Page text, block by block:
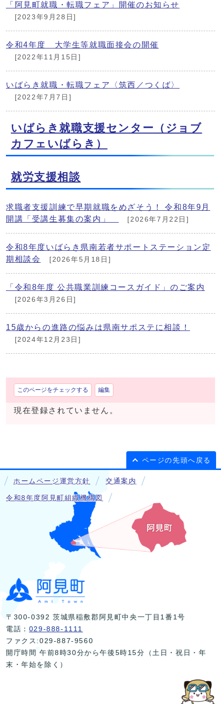
「阿見町就職・転職フェア」開催のお知らせ
[2023年9月28日]
令和4年度 大学生等就職面接会の開催
[2022年11月15日]
いばらき就職・転職フェア〈筑西／つくば〉
[2022年7月7日]
いばらき就職支援センター（ジョブ
カフェいばらき）
就労支援相談
求職者支援訓練で早期就職をめざそう！ 令和8年9月
開講「受講生募集の案内」
[2026年7月22日]
令和8年度いばらき県南若者サポートステーション定
期相談会
[2026年5月18日]
「令和8年度 公共職業訓練コースガイド」のご案内
[2026年3月26日]
15歳からの進路の悩みは県南サポステに相談！
[2024年12月23日]
このページをチェックする 編集
現在登録されていません。
ページの先頭へ戻る
ホームページ運営方針 交通案内
令和8年度阿見町組織機構図
〒300-0392 茨城県稲敷郡阿見町中央一丁目1番1号
電話： 029-888-1111
ファクス:029-887-9560
開庁時間 午前8時30分から午後5時15分（土日・祝日・年
末・年始を除く）